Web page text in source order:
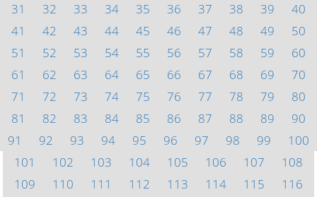
31
32 33 34 35 36 37 38 39
40
41
42 43 44 45 46 47 48 49
50
51
52 53 54 55 56 57 58 59
60
61
62 63 64 65 66 67 68 69
70
71
72 73 74 75 76 77 78 79
80
81
82 83 84 85 86 87 88 89
90
91
92 93 94 95 96 97 98 99
100
101
102 103 104 105 106 107
108
109
110 111 112 113 114 115
116